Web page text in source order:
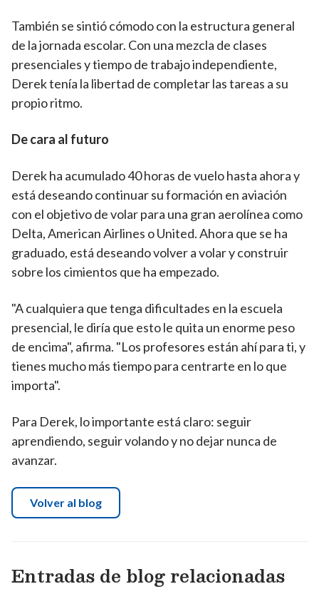
También se sintió cómodo con la estructura general
de la jornada escolar. Con una mezcla de clases
presenciales y tiempo de trabajo independiente,
Derek tenía la libertad de completar las tareas a su
propio ritmo.
De cara al futuro
Derek ha acumulado 40 horas de vuelo hasta ahora y
está deseando continuar su formación en aviación
con el objetivo de volar para una gran aerolínea como
Delta, American Airlines o United. Ahora que se ha
graduado, está deseando volver a volar y construir
sobre los cimientos que ha empezado.
"A cualquiera que tenga dificultades en la escuela
presencial, le diría que esto le quita un enorme peso
de encima", afirma. "Los profesores están ahí para ti, y
tienes mucho más tiempo para centrarte en lo que
importa".
Para Derek, lo importante está claro: seguir
aprendiendo, seguir volando y no dejar nunca de
avanzar.
Volver al blog
Entradas de blog relacionadas